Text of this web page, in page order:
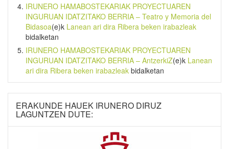
IRUNERO HAMABOSTEKARIAK PROYECTUAREN
INGURUAN IDATZITAKO BERRIA – Teatro y Memoria del
Bidasoa(e)k Lanean ari dira Ribera beken irabazleak
bidalketan
IRUNERO HAMABOSTEKARIAK PROYECTUAREN
INGURUAN IDATZITAKO BERRIA – AntzerkiZ(e)k Lanean
ari dira Ribera beken irabazleak bidalketan
ERAKUNDE HAUEK IRUNERO DIRUZ
LAGUNTZEN DUTE: